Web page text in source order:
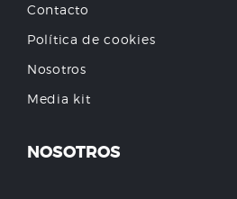
Contacto
Política de cookies
Nosotros
Media kit
NOSOTROS